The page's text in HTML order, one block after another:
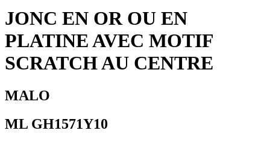
JONC EN OR OU EN
PLATINE AVEC MOTIF
SCRATCH AU CENTRE
MALO
ML GH1571Y10